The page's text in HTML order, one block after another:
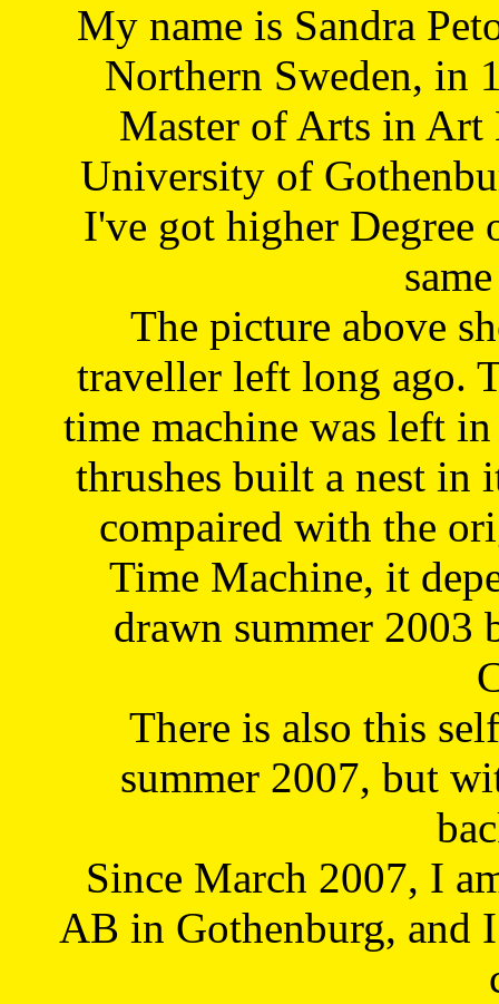
My name is Sandra
Northern Sweden, in
Master of Arts in Art
University of
I've got higher Degree
The picture above
traveller left long ago.
time machine was left
thrushes built a nest in
compaired with the
Time Machine, it
drawn summer 2003
There is also this
summer 2007, but
Since March 2007, I
AB in Gothenburg, and